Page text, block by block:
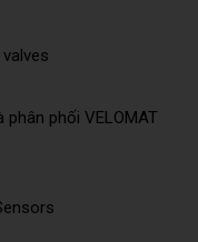
phân phối VELOMAT